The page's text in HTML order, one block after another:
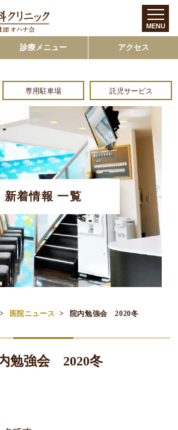
診療メニュー アクセス
専用駐車場 託児サービス
新着情報 一覧
MENU
医院ニュース 院内勉強会 2020冬
勉強会 2020冬